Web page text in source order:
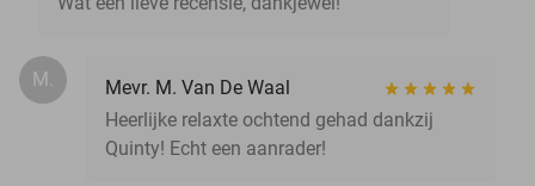
M.
Mevr. M. Van De Waal
Heerlijke relaxte ochtend gehad dankzij
Quinty! Echt een aanrader!